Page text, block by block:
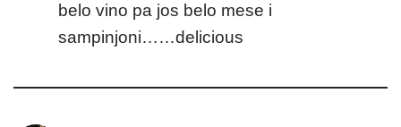
belo vino pa jos belo mese i
sampinjoni……delicious